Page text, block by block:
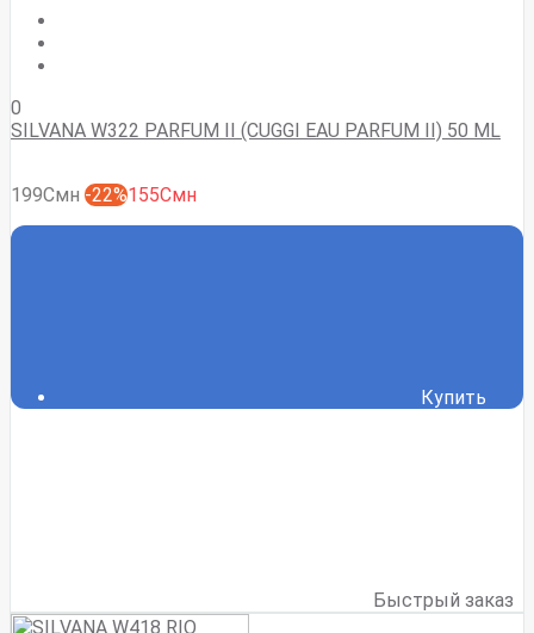
0
SILVANA W322 PARFUM II (CUGGI EAU PARFUM II) 50 ML
199Смн -22%155Смн
Купить
Быстрый заказ